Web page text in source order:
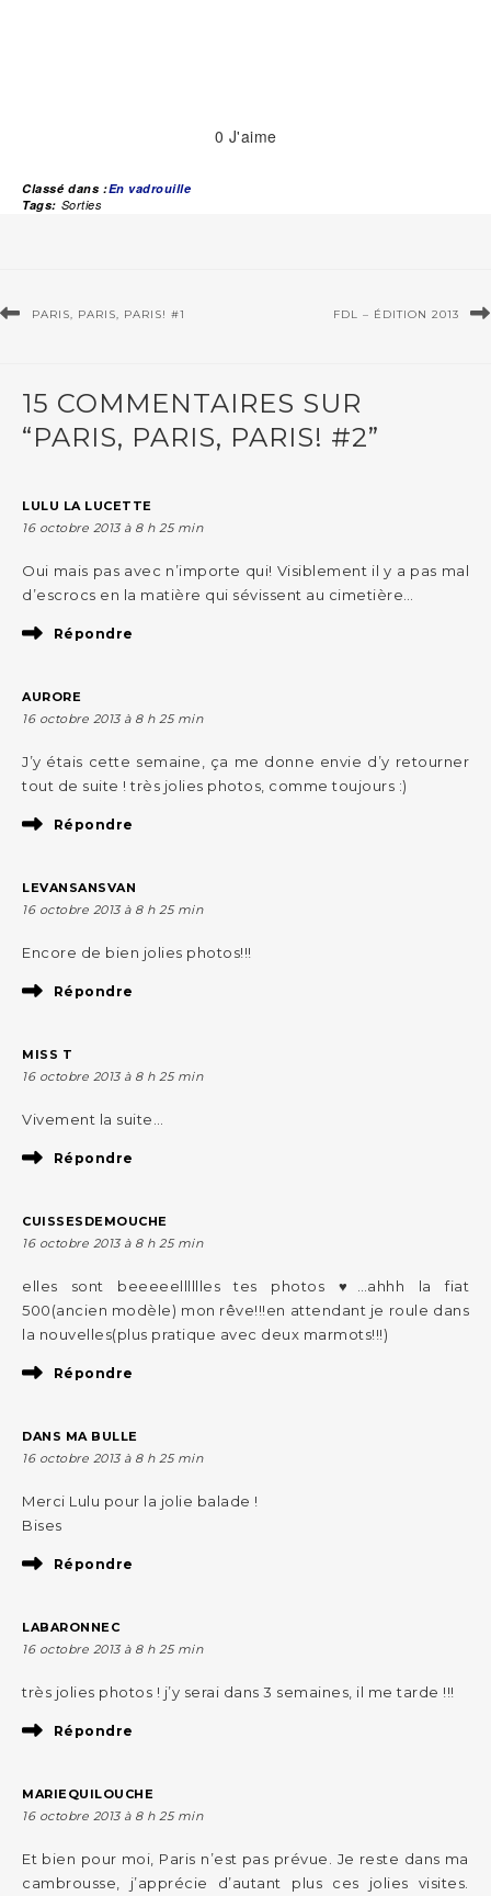
0 J'aime
Classé dans :En vadrouille
Tags: Sorties
PARIS, PARIS, PARIS! #1 FDL – ÉDITION 2013
15 COMMENTAIRES SUR
“PARIS, PARIS, PARIS! #2”
LULU LA LUCETTE
16 octobre 2013 à 8 h 25 min
Oui mais pas avec n’importe qui! Visiblement il y a pas mal
d’escrocs en la matière qui sévissent au cimetière…
Répondre
AURORE
16 octobre 2013 à 8 h 25 min
J’y étais cette semaine, ça me donne envie d’y retourner
tout de suite ! très jolies photos, comme toujours :)
Répondre
LEVANSANSVAN
16 octobre 2013 à 8 h 25 min
Encore de bien jolies photos!!!
Répondre
MISS T
16 octobre 2013 à 8 h 25 min
Vivement la suite…
Répondre
CUISSESDEMOUCHE
16 octobre 2013 à 8 h 25 min
elles sont beeeeelllllles tes photos ♥…ahhh la fiat
500(ancien modèle) mon rêve!!!en attendant je roule dans
la nouvelles(plus pratique avec deux marmots!!!)
Répondre
DANS MA BULLE
16 octobre 2013 à 8 h 25 min
Merci Lulu pour la jolie balade !
Bises
Répondre
LABARONNEC
16 octobre 2013 à 8 h 25 min
très jolies photos ! j’y serai dans 3 semaines, il me tarde !!!
Répondre
MARIEQUILOUCHE
16 octobre 2013 à 8 h 25 min
Et bien pour moi, Paris n’est pas prévue. Je reste dans ma
cambrousse, j’apprécie d’autant plus ces jolies visites.